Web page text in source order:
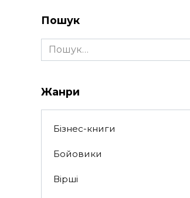
Пошук
Search
for:
Жанри
Бізнес-книги
Бойовики
Вірші